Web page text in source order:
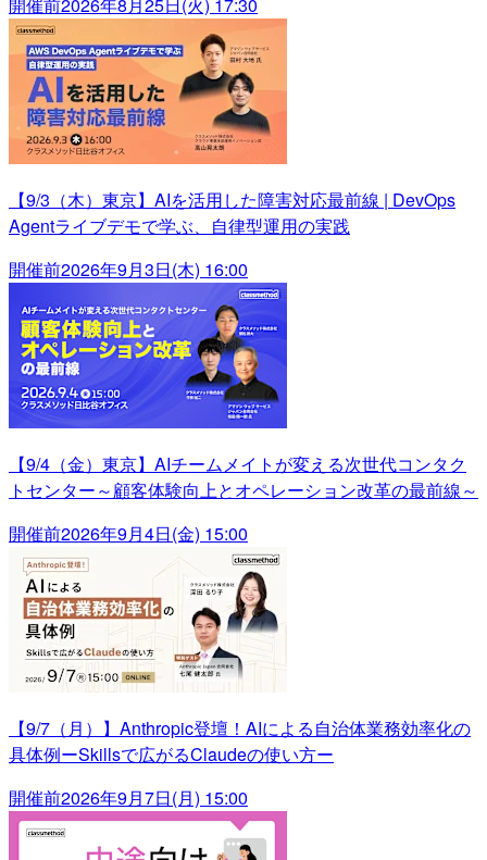
開催前2026年8月25日(火) 17:30
【9/3（木）東京】AIを活用した障害対応最前線 | DevOps
Agentライブデモで学ぶ、自律型運用の実践
開催前2026年9月3日(木) 16:00
【9/4（金）東京】AIチームメイトが変える次世代コンタク
トセンター～顧客体験向上とオペレーション改革の最前線～
開催前2026年9月4日(金) 15:00
【9/7（月）】Anthropic登壇！AIによる自治体業務効率化の
具体例ーSkillsで広がるClaudeの使い方ー
開催前2026年9月7日(月) 15:00